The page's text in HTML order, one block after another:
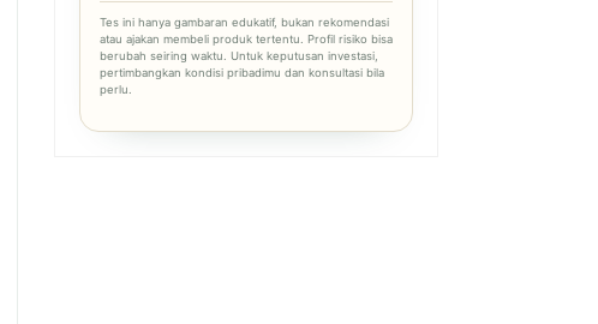
Tes ini hanya gambaran edukatif, bukan rekomendasi
atau ajakan membeli produk tertentu. Profil risiko bisa
berubah seiring waktu. Untuk keputusan investasi,
pertimbangkan kondisi pribadimu dan konsultasi bila
perlu.